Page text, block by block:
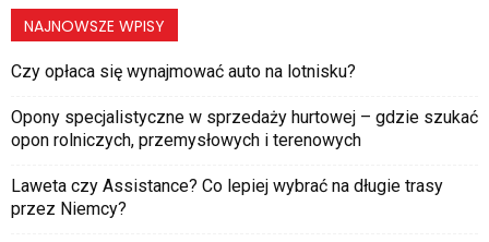
NAJNOWSZE WPISY
Czy opłaca się wynajmować auto na lotnisku?
Opony specjalistyczne w sprzedaży hurtowej – gdzie szukać
opon rolniczych, przemysłowych i terenowych
Laweta czy Assistance? Co lepiej wybrać na długie trasy
przez Niemcy?